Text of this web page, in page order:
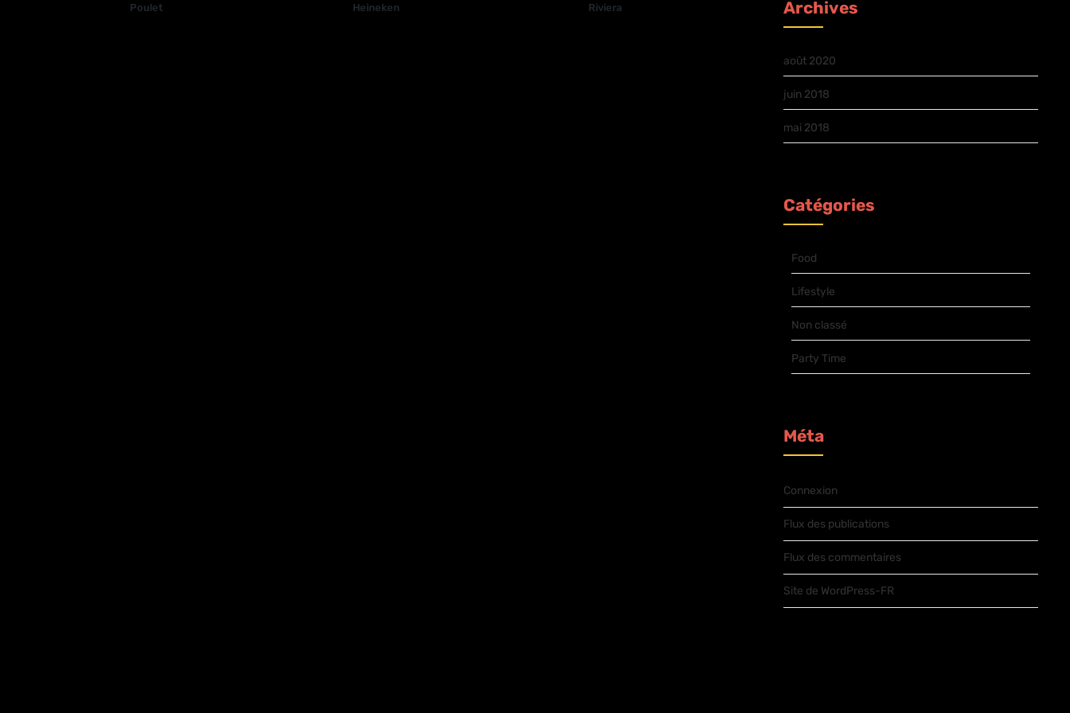
Poulet Heineken Riviera Archives
août 2020
juin 2018
mai 2018
Catégories
Food
Lifestyle
Non classé
Party Time
Méta
Connexion
Flux des publications
Flux des commentaires
Site de WordPress-FR